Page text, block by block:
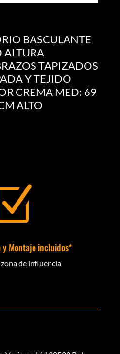
BASCULANTE
ALTURA
TAPIZADOS
Y TEJIDO
CREMA MED: 69
ALTO
y Montaje incluidos*
de influencia